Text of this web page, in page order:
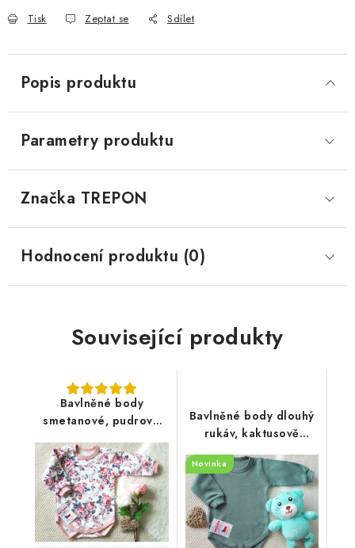
Tisk Zeptat se Sdílet
Popis produktu
Parametry produktu
Značka TREPON
Hodnocení produktu (0)
Související produkty
Bavlněné body
smetanové, pudrové
Bavlněné body dlouhý
rukáv, kaktusově
zelené
Novinka